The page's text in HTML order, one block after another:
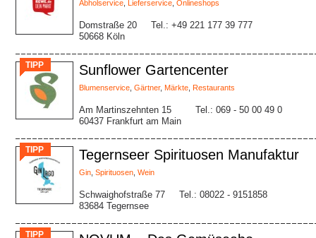
Abholservice Lieferservice Onlineshops
Domstraße 20
50668 Köln
Tel.: +49 221 177 39 777
TIPP Sunflower Gartencenter
Blumenservice Gärtner, Märkte Restaurants
Am Martinszehnten 15
60437 Frankfurt am Main
Tel.: 069 - 50 00 49 0
TIPP Tegernseer Spirituosen Manufaktur
Gin Spirituosen Wein
Schwaighofstraße 77
83684 Tegernsee
Tel.: 08022 - 9151858
TIPP